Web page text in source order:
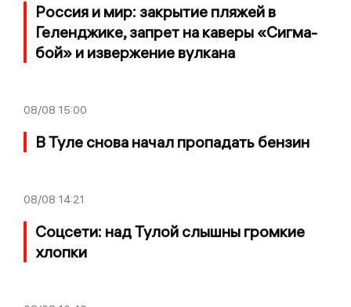
Россия и мир: закрытие пляжей в
Геленджике, запрет на каверы «Сигма-
бой» и извержение вулкана
08/08 15:00
В Туле снова начал пропадать бензин
08/08 14:21
Соцсети: над Тулой слышны громкие
хлопки